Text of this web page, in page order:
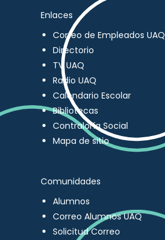
Enlaces
Correo de Empleados UAQ
Directorio
TV UAQ
Radio UAQ
Calendario Escolar
Bibliotecas
Contraloría Social
Mapa de sitio
Comunidades
Alumnos
Correo Alumnos UAQ
Solicitud Correo